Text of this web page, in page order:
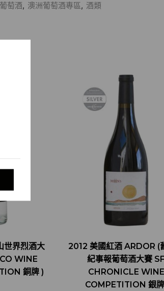
萄酒, 澳洲葡萄酒專區, 酒類
世界烈酒大
WINE
銅牌 )
2012 美國紅酒 ARDOR (
紀事報葡萄酒大賽 SF
CHRONICLE WINE
COMPETITION 銀